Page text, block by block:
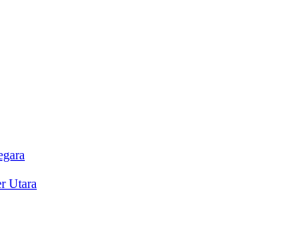
Utara